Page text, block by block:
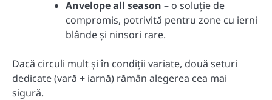
Anvelope all season – o soluție de
compromis, potrivită pentru zone cu ierni
blânde și ninsori rare.
Dacă circuli mult și în condiții variate, două seturi
dedicate (vară + iarnă) rămân alegerea cea mai
sigură.